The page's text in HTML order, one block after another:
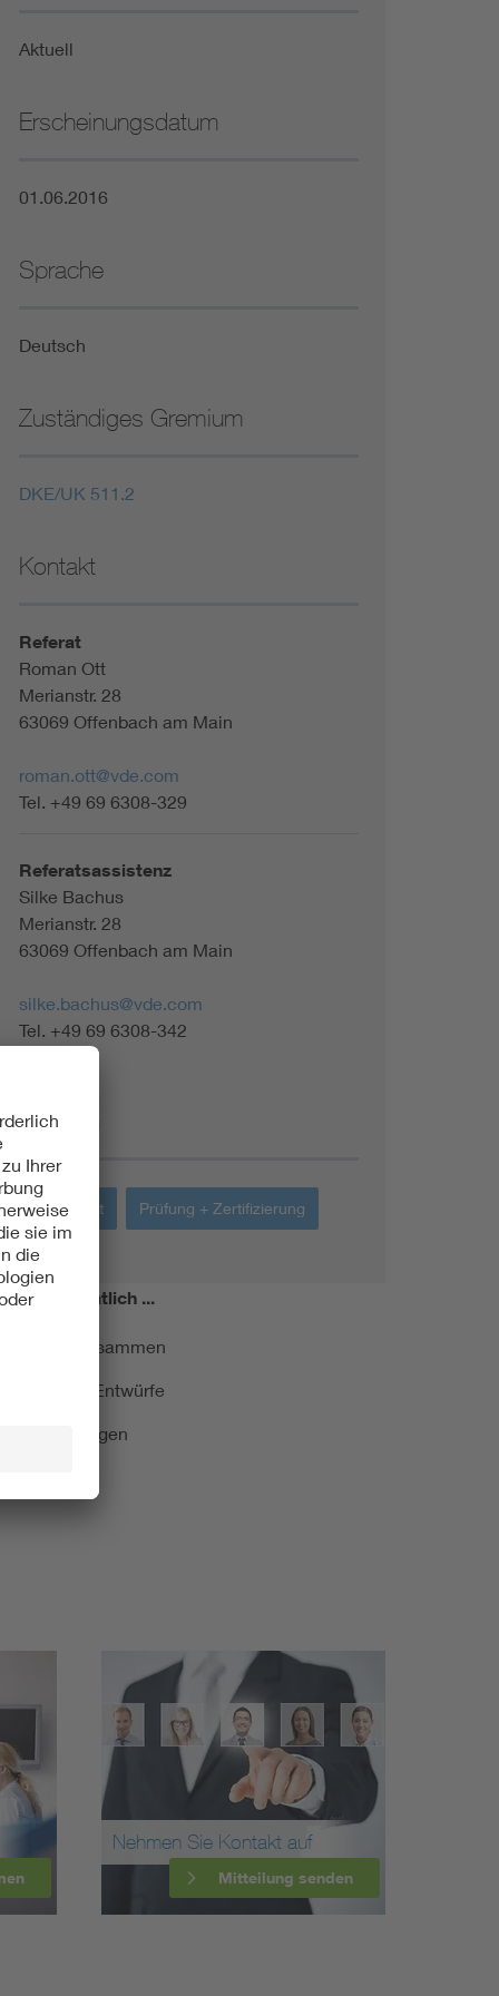
Aktuell
Erscheinungsdatum
01.06.2016
Sprache
Deutsch
Zuständiges Gremium
DKE/UK 511.2
Kontakt
Referat
Roman Ott
Merianstr. 28
63069 Offenbach am Main
roman.ott@vde.com
Tel. +49 69 6308-329
Referatsassistenz
Silke Bachus
Merianstr. 28
63069 Offenbach am Main
silke.bachus@vde.com
Tel. +49 69 6308-342
Themen
Sicherheit Prüfung + Zertifizierung
Monatlich ...
kurz zusammen
und Entwürfe
Nehmen Sie Kontakt auf
Mitteilung senden